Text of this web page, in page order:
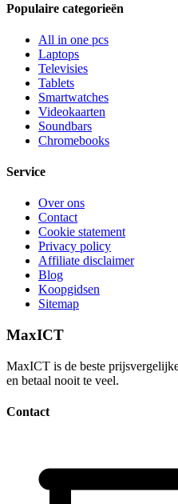
Populaire categorieën
All in one pcs
Laptops
Televisies
Tablets
Smartwatches
Videokaarten
Soundbars
Chromebooks
Service
Over ons
Contact
Cookie statement
Privacy policy
Affiliate disclaimer
Blog
Koopgidsen
Sitemap
MaxICT
MaxICT is de beste
en betaal nooit te veel.
Contact